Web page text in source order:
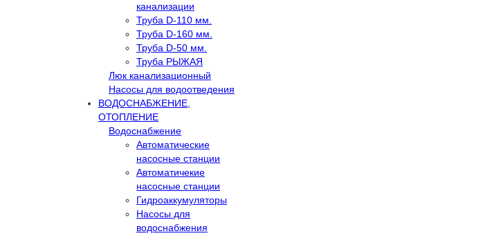
канализации
Труба D-110 мм.
Труба D-160 мм.
Труба D-50 мм.
Труба РЫЖАЯ
Люк канализационный
Насосы для водоотведения
ВОДОСНАБЖЕНИЕ,
ОТОПЛЕНИЕ
Водоснабжение
Автоматичеcкие
насосные станции
Автоматичекие
насосные станции
Гидроаккумуляторы
Насосы для
водоснабжения